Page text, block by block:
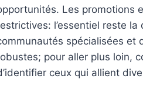
Les promotions
l’essentiel reste
spécialisées et
pour aller plus loin,
ceux qui allient